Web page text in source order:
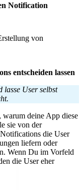
Notification
von
entscheiden lassen
lasse User selbst
deine App diese
sie von der
die User
liefern oder
Wenn Du im Vorfeld
die User eher